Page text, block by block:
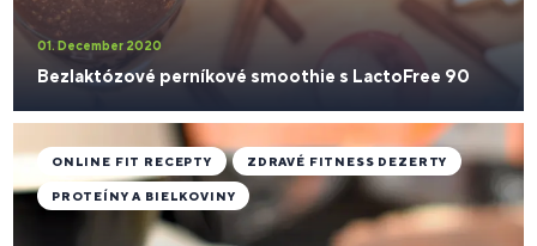
01. December 2020
Bezlaktózové perníkové smoothie s LactoFree 90
ONLINE FIT RECEPTY ZDRAVÉ FITNESS DEZERTY
PROTEÍNY A BIELKOVINY